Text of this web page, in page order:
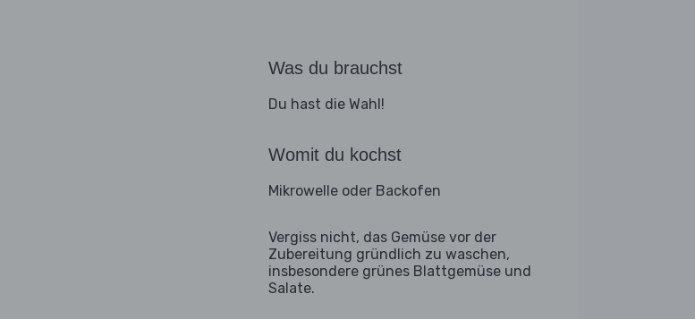
Was du brauchst
Du hast die Wahl!
Womit du kochst
Mikrowelle oder Backofen
Vergiss nicht, das Gemüse vor der
Zubereitung gründlich zu waschen,
insbesondere grünes Blattgemüse und
Salate.